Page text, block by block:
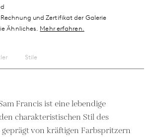
und Zertifikat der Galerie
Ähnliches. Mehr erfahren.
Stile
Francis ist eine lebendige
charakteristischen Stil des
geprägt von kräftigen Farbspritzern